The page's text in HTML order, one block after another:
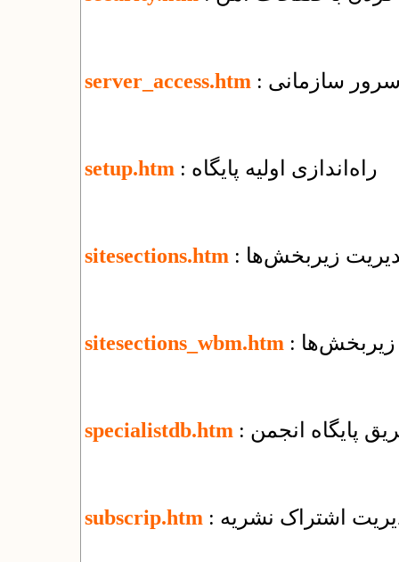
server_access.htm سرور سازمانی
setup.htm : راه‌اندازی اولیه پایگاه
sitesections.htm زیربخش‌ها
sitesections_wbm.htm زیربخش‌ها
specialistdb.htm پایگاه انجمن
subscrip.htm اشتراک نشریه